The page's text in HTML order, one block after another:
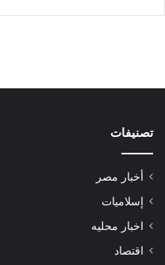
تصنيفات
أخبار مصر
إسلاميات
اخبار محليه
اقتصاد